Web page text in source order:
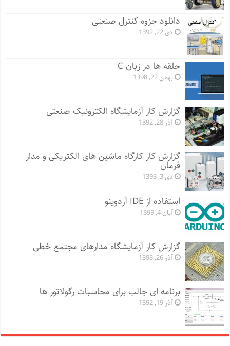
دانلود جزوه کنترل صنعتی
دی 22, 1392
حلقه ها در زبان C
بهمن 22, 1398
گزارش کار آزمایشگاه الکترونیک صنعتی
آذر 28, 1392
گزارش کار کارگاه ماشین های الکتریکی و مدار
فرمان
دی 3, 1393
استفاده از IDE آردوینو
آبان 4, 1399
گزارش کار آزمایشگاه مدارهای مجتمع خطی
آذر 26, 1393
برنامه ای جالب برای محاسبات رگولاتور ها
آذر 19, 1392